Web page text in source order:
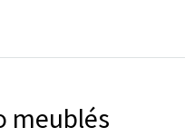
meublés